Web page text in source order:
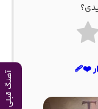
آهنگ قبلی
❤️‍🩹